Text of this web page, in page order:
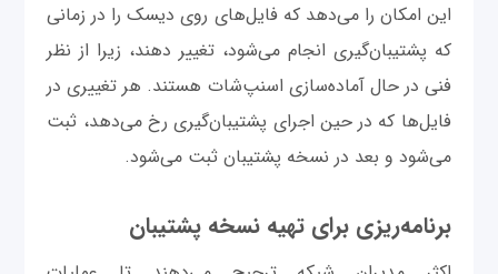
این امکان را می‌دهد که فایل‌های روی دیسک را در زمانی
که پشتیبان‌گیری انجام می‌شود، تغییر دهند، زیرا از نظر
فنی در حال آماده‌سازی اسنپ‌شات هستند. هر تغییری در
فایل‌ها که در حین اجرای پشتیبان‌گیری رخ می‌دهد، ثبت
می‌شود و بعد در نسخه پشتیبان ثبت می‌شود.
برنامه‌ریزی برای تهیه نسخه پشتیبان